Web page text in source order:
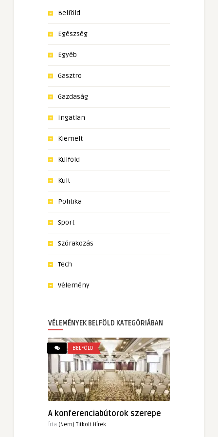
Belföld
Egészség
Egyéb
Gasztro
Gazdaság
Ingatlan
Kiemelt
Külföld
Kult
Politika
Sport
Szórakozás
Tech
Vélemény
VÉLEMÉNYEK BELFÖLD KATEGÓRIÁBAN
BELFÖLD
A konferenciabútorok szerepe
Írta (Nem) Titkolt Hírek